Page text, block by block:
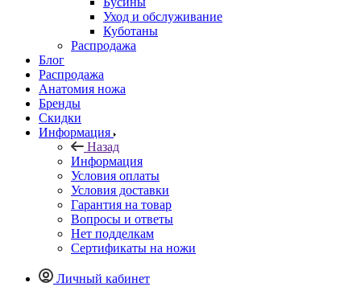
Уход и обслуживание
Куботаны
Распродажа
Блог
Распродажа
Анатомия ножа
Бренды
Скидки
Информация
Назад
Информация
Условия оплаты
Условия доставки
Гарантия на товар
Вопросы и ответы
Нет подделкам
Сертификаты на ножи
Личный кабинет